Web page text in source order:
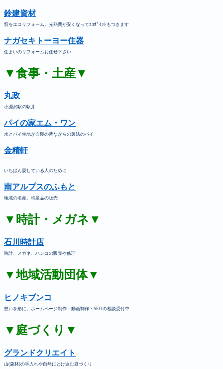
鈴建資材
窓をエコリフォーム。光熱費が安くなってｴｺﾎﾟｲﾝﾄもつきます
ナガセキトーヨー住器
住まいのリフォームお任せ下さい
▼食事・土産▼
丸政
小淵沢駅の駅弁
パイの家エム・ワン
水とパイ生地が自慢の昔ながらの製法のパイ
金精軒
いちばん愛している人のために
南アルプスのふもと
地域の名産、特産品の販売
▼時計・メガネ▼
石川時計店
時計、メガネ、ハンコの販売や修理
▼地域活動団体▼
ヒノキブンコ
想いを形に。ホームページ制作・動画制作・SEOの相談受付中
▼庭づくり▼
グランドクリエイト
山(森林)の手入れや自然にとけ込む庭づくり